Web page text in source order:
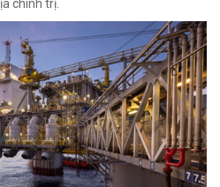
chính trị.